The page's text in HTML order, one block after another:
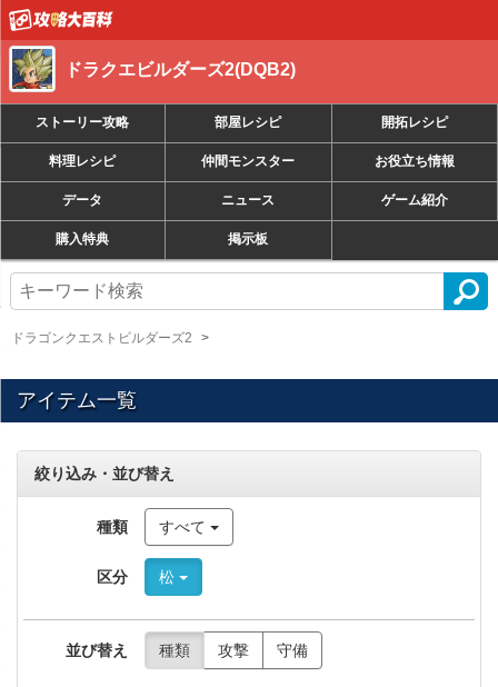
ドラクエビルダーズ2(DQB2)
ストーリー攻略 部屋レシピ 開拓レシピ
料理レシピ 仲間モンスター お役立ち情報
データ ニュース ゲーム紹介
購入特典 掲示板
ドラゴンクエストビルダーズ2
アイテム一覧
絞り込み・並び替え
種類 すべて
区分 松
並び替え 種類 攻撃 守備